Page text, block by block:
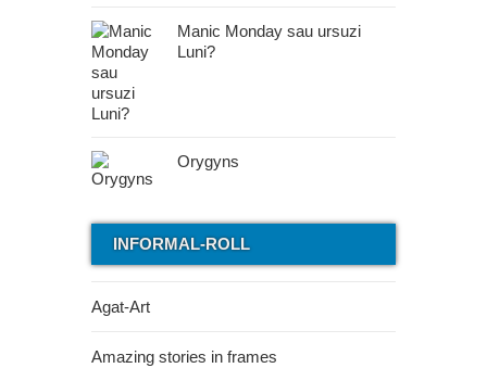
Manic Monday sau ursuzi
Luni?
Orygyns
INFORMAL-ROLL
Agat-Art
Amazing stories in frames